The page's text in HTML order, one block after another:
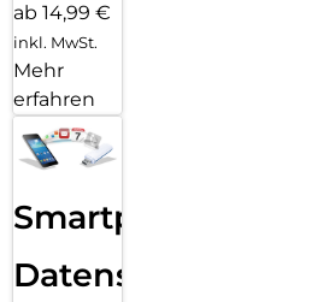
ab 14,99 €
inkl. MwSt.
Mehr
erfahren
Smartphone
Datensicherung